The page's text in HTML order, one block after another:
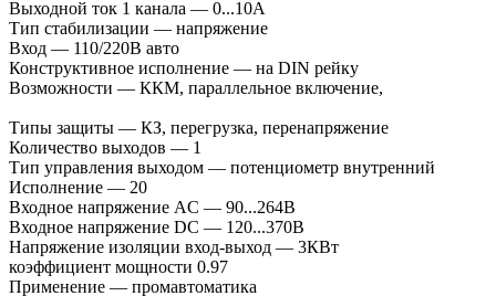
Выходной ток 1 канала — 0...10А
Тип стабилизации — напряжение
Вход — 110/220В авто
Конструктивное исполнение — на DIN рейку
Возможности — ККМ, параллельное включение,
Типы защиты — КЗ, перегрузка, перенапряжение
Количество выходов — 1
Тип управления выходом — потенциометр внутренний
Исполнение — 20
Входное напряжение AC — 90...264В
Входное напряжение DC — 120...370В
Напряжение изоляции вход-выход — 3КВт
коэффициент мощности 0.97
Применение — промавтоматика